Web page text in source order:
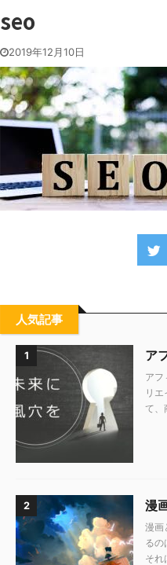
seo
2019年12月10日
人気記事
1 ア
アフ
リ
て、
2 漫
漫画
るの
それ